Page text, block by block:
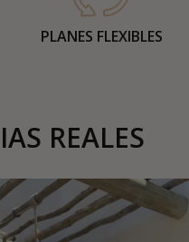
PLANES FLEXIBLES
REALES